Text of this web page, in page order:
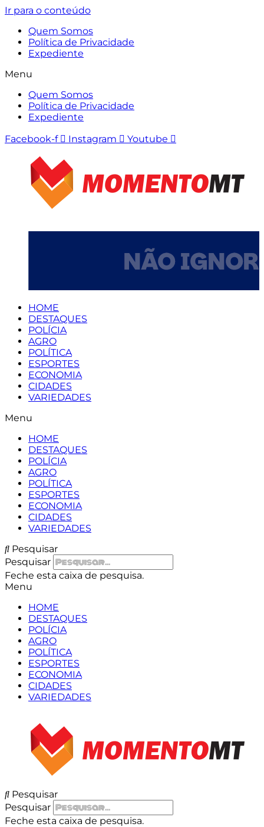
Ir para o conteúdo
Quem Somos
Política de Privacidade
Expediente
Menu
Quem Somos
Política de Privacidade
Expediente
Facebook-f
Instagram Youtube
HOME
DESTAQUES
POLÍCIA
AGRO
POLÍTICA
ESPORTES
ECONOMIA
CIDADES
VARIEDADES
Menu
HOME
DESTAQUES
POLÍCIA
AGRO
POLÍTICA
ESPORTES
ECONOMIA
CIDADES
VARIEDADES
Pesquisar
Pesquisar
Feche esta caixa de pesquisa.
Menu
HOME
DESTAQUES
POLÍCIA
AGRO
POLÍTICA
ESPORTES
ECONOMIA
CIDADES
VARIEDADES
Pesquisar
Pesquisar
Feche esta caixa de pesquisa.